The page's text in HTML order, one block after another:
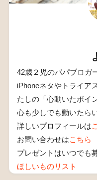
42歳２児のパパブロガ
iPhoneネタやトライア
たしの「心動いたポイ
心も少しでも動いたら
詳しいプロフィールは
お問い合わせはこちら
プレゼントはいつでも
ほしいものリスト